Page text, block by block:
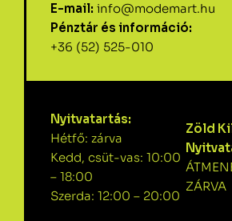
E-mail: info@modemart.hu
Pénztár és információ:
+36 (52) 525-010
Nyitvatartás:
Hétfő: zárva
Kedd, csüt-vas: 10:00
– 18:00
Szerda: 12:00 – 20:00
Zöld
ZÁRVA